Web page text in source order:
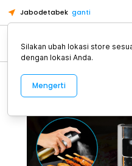
Jabodetabek ganti
Alat Kopi
Silakan ubah lokasi store
dengan lokasi Anda.
Mengerti